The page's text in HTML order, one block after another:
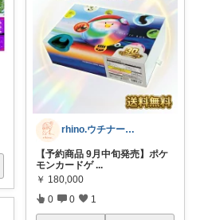
rhino.ウチナーママの暮らし
【予約商品 9月中旬発売】ポケ
モンカードゲ ...
￥ 180,000
0 0 1